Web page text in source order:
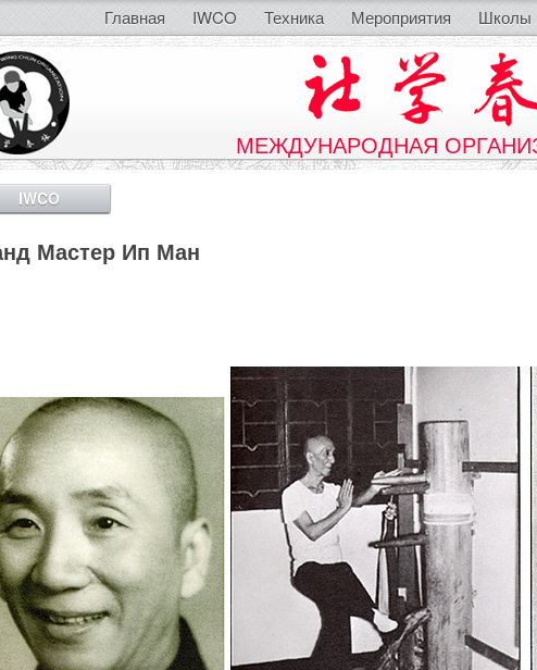
Главная IWCO Техника Мероприятия Школы
МЕЖДУНАРОДНАЯ
IWCO
Мастер Ип Ман